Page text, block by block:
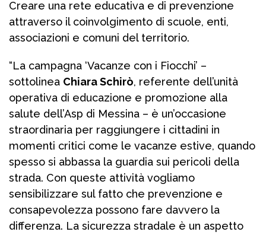
Creare una rete educativa e di prevenzione
attraverso il coinvolgimento di scuole, enti,
associazioni e comuni del territorio.
“La campagna ‘Vacanze con i Fiocchi’ –
sottolinea Chiara Schirò, referente dell’unità
operativa di educazione e promozione alla
salute dell’Asp di Messina – è un’occasione
straordinaria per raggiungere i cittadini in
momenti critici come le vacanze estive, quando
spesso si abbassa la guardia sui pericoli della
strada. Con queste attività vogliamo
sensibilizzare sul fatto che prevenzione e
consapevolezza possono fare davvero la
differenza. La sicurezza stradale è un aspetto